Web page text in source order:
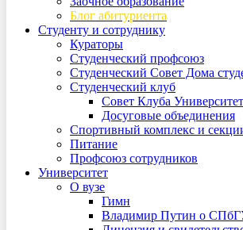
Блог абитуриента
Студенту и сотруднику
Кураторы
Студенческий профсоюз
Студенческий Совет Дома
Студенческий клуб
Совет Клуба
Досуговые объединения
Спортивный комплекс и
Питание
Профсоюз сотрудников
Университет
О вузе
Гимн
Владимир Путин о